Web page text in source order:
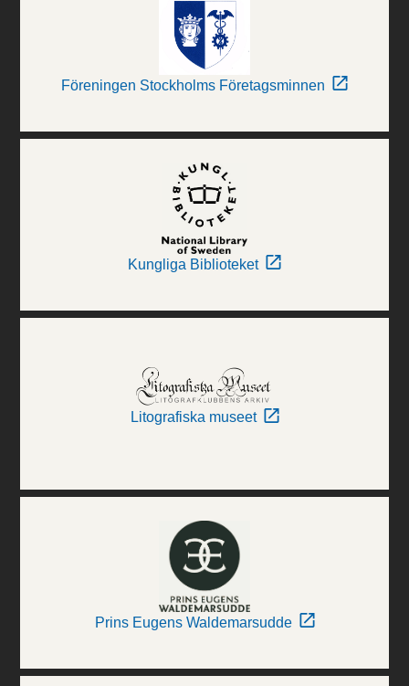
Föreningen Stockholms Företagsminnen
Kungliga Biblioteket
Litografiska museet
Prins Eugens Waldemarsudde